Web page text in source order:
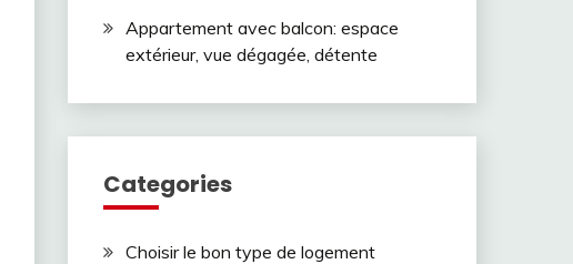
Appartement avec balcon: espace
extérieur, vue dégagée, détente
Categories
Choisir le bon type de logement